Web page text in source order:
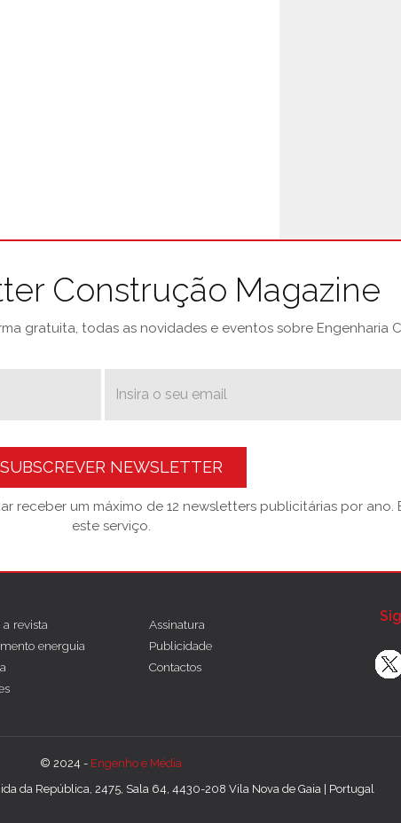
Construção Magazine
gratuita, todas as novidades e eventos sobre Engenharia
SUBSCREVER NEWSLETTER
receber um máximo de 12 newsletters publicitárias por ano.
este serviço.
a revista
energuia
Assinatura
Publicidade
Contactos
© 2024 - Engenho e Média
da República, 2475, Sala 64, 4430-208 Vila Nova de Gaia | Portugal